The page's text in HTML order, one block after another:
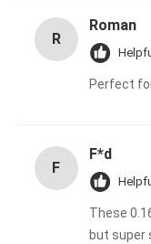
R
Roman
Perfect
F
F*d
These
but super